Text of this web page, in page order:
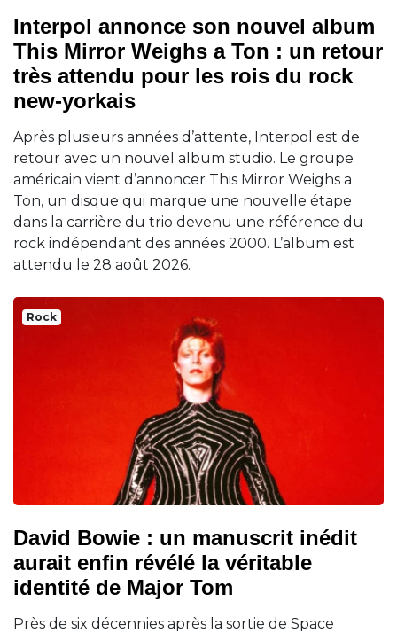
Interpol annonce son nouvel album
This Mirror Weighs a Ton : un retour
très attendu pour les rois du rock
new-yorkais
Après plusieurs années d’attente, Interpol est de
retour avec un nouvel album studio. Le groupe
américain vient d’annoncer This Mirror Weighs a
Ton, un disque qui marque une nouvelle étape
dans la carrière du trio devenu une référence du
rock indépendant des années 2000. L’album est
attendu le 28 août 2026.
Rock
David Bowie : un manuscrit inédit
aurait enfin révélé la véritable
identité de Major Tom
Près de six décennies après la sortie de Space